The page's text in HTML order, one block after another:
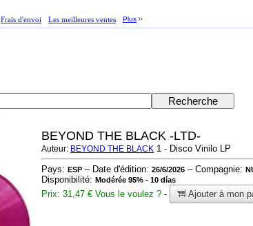
Frais d'envoi Les meilleures ventes Plus
BEYOND THE BLACK -LTD-
Auteur: BEYOND THE BLACK 1 - Disco Vinilo LP
Pays: ESP – Date d'édition: 26/6/2026 – Compagnie:
Disponibilité: Modérée 95% - 10 días
Prix: 31,47 € Vous le voulez ? - Ajouter à mon